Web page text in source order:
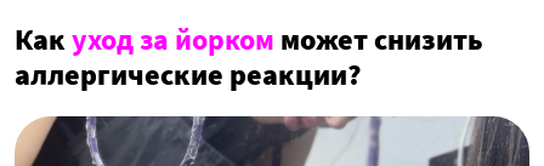
Какуход за йорком может снизить
аллергические реакции?